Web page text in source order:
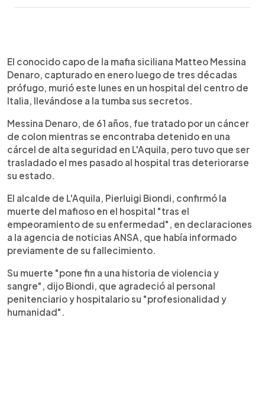
Escuchar artículo
El conocido capo de la mafia siciliana Matteo Messina
Denaro, capturado en enero luego de tres décadas
prófugo, murió este lunes en un hospital del centro de
Italia, llevándose a la tumba sus secretos.
Messina Denaro, de 61 años, fue tratado por un cáncer
de colon mientras se encontraba detenido en una
cárcel de alta seguridad en L'Aquila, pero tuvo que ser
trasladado el mes pasado al hospital tras deteriorarse
su estado.
El alcalde de L'Aquila, Pierluigi Biondi, confirmó la
muerte del mafioso en el hospital "tras el
empeoramiento de su enfermedad", en declaraciones
a la agencia de noticias ANSA, que había informado
previamente de su fallecimiento.
Su muerte "pone fin a una historia de violencia y
sangre", dijo Biondi, que agradeció al personal
penitenciario y hospitalario su "profesionalidad y
humanidad".